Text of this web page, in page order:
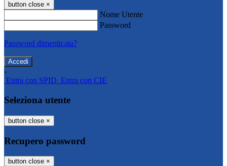
button close ×
Nome Utente
Password
Password dimenticata?
-
Entra con SPID Entra con CIE
Seleziona utente
button close ×
Recupero password
button close ×